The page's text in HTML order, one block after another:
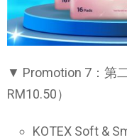
▼ Promotion 7：第
RM10.50）
KOTEX Soft &